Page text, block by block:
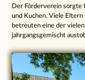
Der Förderverein sorgte
und Kuchen. Viele
betreuten eine der
jahrgangsgemischt